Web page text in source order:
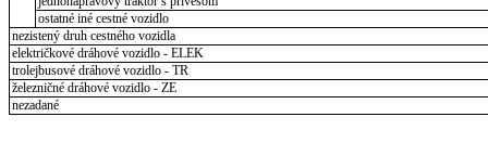
ostatné iné cestné vozidlo
nezistený druh cestného vozidla
električkové dráhové vozidlo - ELEK
trolejbusové dráhové vozidlo - TR
železničné dráhové vozidlo - ZE
nezadané